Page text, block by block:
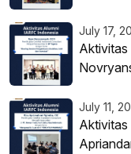
July 17,
Aktivitas
July 11,
Aktivitas